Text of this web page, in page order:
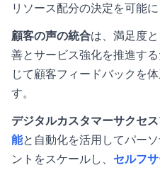
リソース配分の決定を可能に
顧客の声の統合は、満足度
善とサービス強化を推進す
じて顧客フィードバックを
す。
デジタルカスタマーサクセ
能と自動化を活用してパー
ントをスケールし、 セルフ